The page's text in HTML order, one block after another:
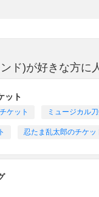
ド)が好きな方に
ット
ケット ミュージカル
忍たま乱太郎のチケッ